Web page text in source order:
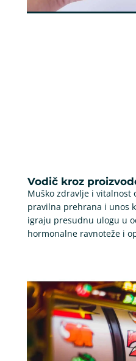
Vodič kroz
Muško zdravlje i vitalnost
pravilna prehrana i unos
igraju presudnu ulogu u
hormonalne ravnoteže i